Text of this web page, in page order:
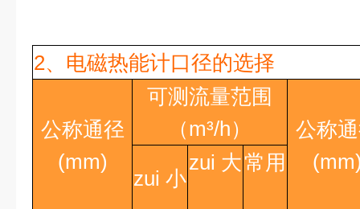
2、电磁热能计口径的选择
公称通径
(mm)
可测流量范围
（m³/h）
公称
zui 小
zui 大常用